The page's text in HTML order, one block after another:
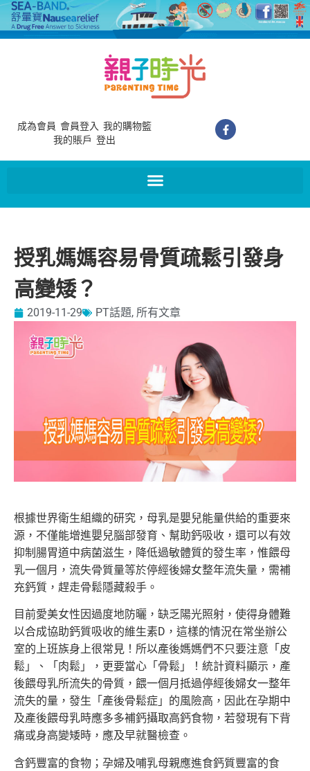
成為會員 會員登入 我的購物籃
我的賬戶 登出
授乳媽媽容易骨質疏鬆引發身
高變矮？
2019-11-29 PT話題, 所有文章
根據世界衛生組織的研究，母乳是嬰兒能量供給的重要來
源，不僅能增進嬰兒腦部發育、幫助鈣吸收，還可以有效
抑制腸胃道中病菌滋生 ，降低過敏體質的發生率，惟餵母
乳一個月，流失骨質量等於停經後婦女整年流失量，需補
充鈣質，趕走骨鬆隱藏殺手。
目前愛美女性因過度地防曬，缺乏陽光照射，使得身體難
以合成協助鈣質吸收的維生素D，這樣的情況在常坐辦公
室的上班族身上很常見 ！所以產後媽媽們不只要注意「皮
鬆」、「肉鬆」，更要當心「骨鬆 」！統計資料顯示，產
後餵母乳所流失的骨質，餵一個月抵過停經後婦女一整年
流失的量，發生「產後骨鬆症」的風險高，因此在孕期中
及產後餵母乳時應多多補鈣攝取高鈣食物，若發現有下背
痛或身高變矮時，應及早就醫檢查。
含鈣豐富的食物；孕婦及哺乳母親應進食鈣質豐富的食